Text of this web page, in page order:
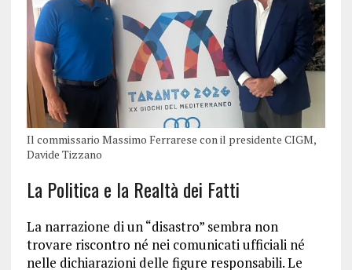
Il commissario Massimo Ferrarese con il presidente CIGM,
Davide Tizzano
La Politica e la Realtà dei Fatti
La narrazione di un “disastro” sembra non
trovare riscontro né nei comunicati ufficiali né
nelle dichiarazioni delle figure responsabili. Le